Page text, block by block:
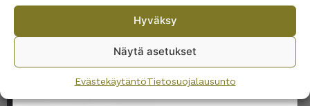
Hyväksy
Näytä asetukset
EvästekäytäntöTietosuojalausunto
10,00
privacy policy.